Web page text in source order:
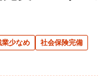
業少なめ
社会保険完備